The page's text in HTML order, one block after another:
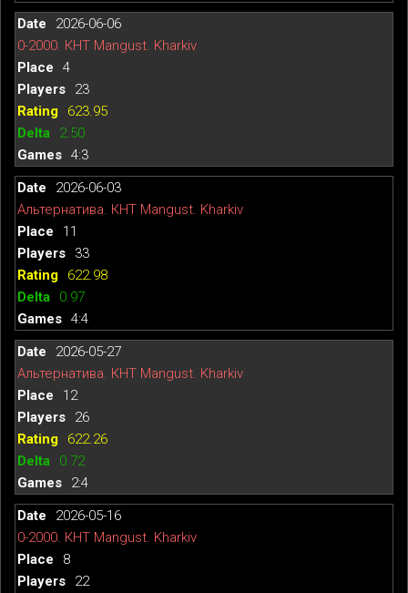
2026-06-06
0-2000. КНТ Mangust. Kharkiv
4
23
623.95
2.50
4:3
2026-06-03
Альтернатива. КНТ Mangust. Kharkiv
11
33
622.98
0.97
4:4
2026-05-27
Альтернатива. КНТ Mangust. Kharkiv
12
26
622.26
0.72
2:4
2026-05-16
0-2000. КНТ Mangust. Kharkiv
8
22